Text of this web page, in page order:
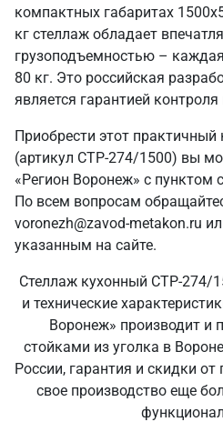
компактных габаритах
кг стеллаж обладает
грузоподъемностью –
80 кг. Это российская
является гарантией
Приобрести этот
(артикул СТР-274/1500) вы
«Регион Воронеж» с пунктом
По всем вопросам
voronezh@zavod-metakon.ru
указанным на сайте.
Стеллаж кухонный СТР-274/
и технические
Воронеж» производит и
стойками из уголка в
России, гарантия и скидки
свое производство еще